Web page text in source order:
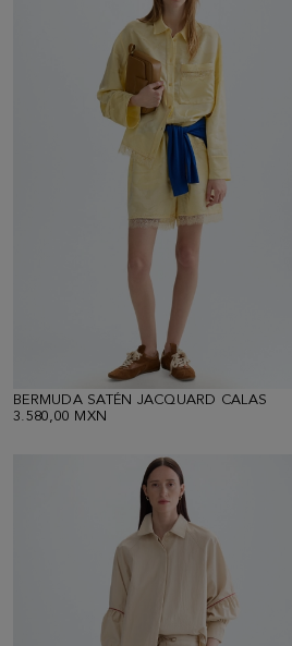
BERMUDA SATÉN JACQUARD CALAS
3.580,00 MXN